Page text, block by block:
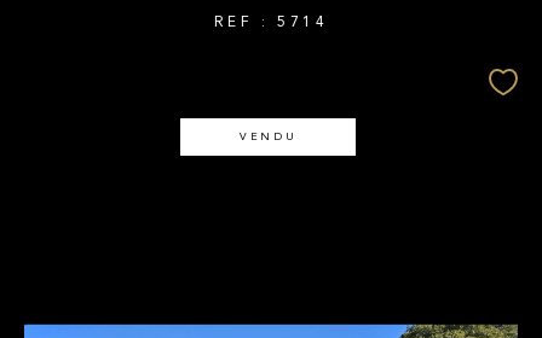
REF : 5714
VENDU